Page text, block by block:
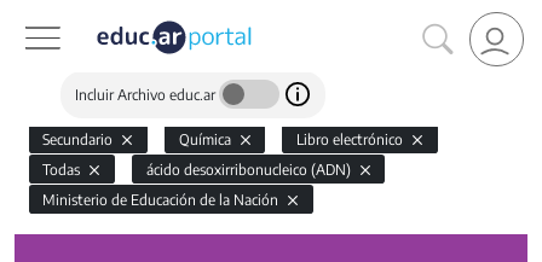
Incluir Archivo educ.ar
Secundario Química
Libro electrónico
Todas
ácido desoxirribonucleico (ADN)
Ministerio de Educación de la Nación